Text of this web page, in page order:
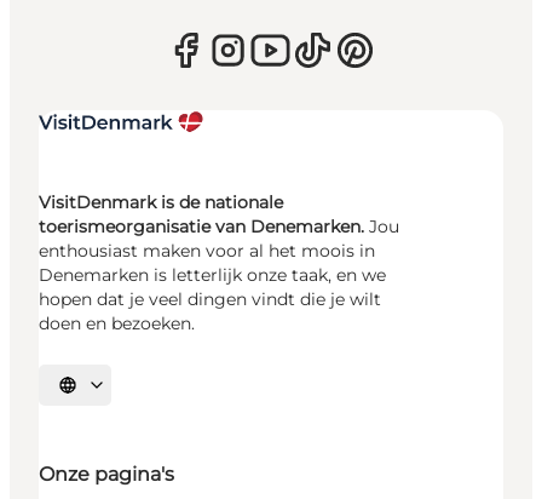
VisitDenmark is de nationale
toerismeorganisatie van Denemarken. Jou
enthousiast maken voor al het moois in
Denemarken is letterlijk onze taak, en we
hopen dat je veel dingen vindt die je wilt
doen en bezoeken.
Selecteer taal
Onze pagina's